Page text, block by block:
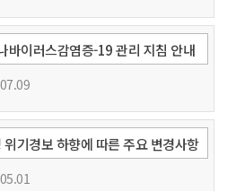
바이러스감염증-19 관리 지침 안내
기경보 하향에 따른 주요 변경사항
염예방·관리 안내